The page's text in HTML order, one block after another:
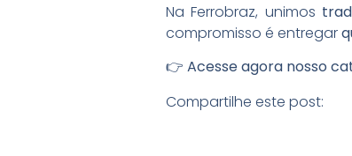
Na Ferrobraz, unimos
compromisso é entregar
👉 Acesse agora nosso
Compartilhe este post: